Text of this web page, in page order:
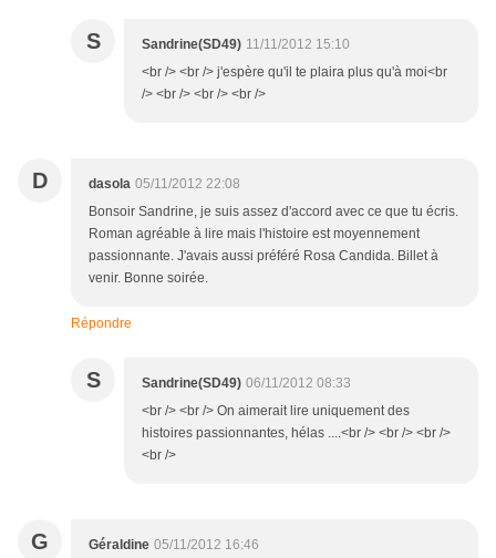
S Sandrine(SD49) 11/11/2012 15:10
<br /> <br /> j'espère qu'il te plaira plus qu'à moi<br
/> <br /> <br /> <br />
D dasola 05/11/2012 22:08
Bonsoir Sandrine, je suis assez d'accord avec ce que tu écris.
Roman agréable à lire mais l'histoire est moyennement
passionnante. J'avais aussi préféré Rosa Candida. Billet à
venir. Bonne soirée.
Répondre
S Sandrine(SD49) 06/11/2012 08:33
<br /> <br /> On aimerait lire uniquement des
histoires passionnantes, hélas ....<br /> <br /> <br />
<br />
G Géraldine 05/11/2012 16:46